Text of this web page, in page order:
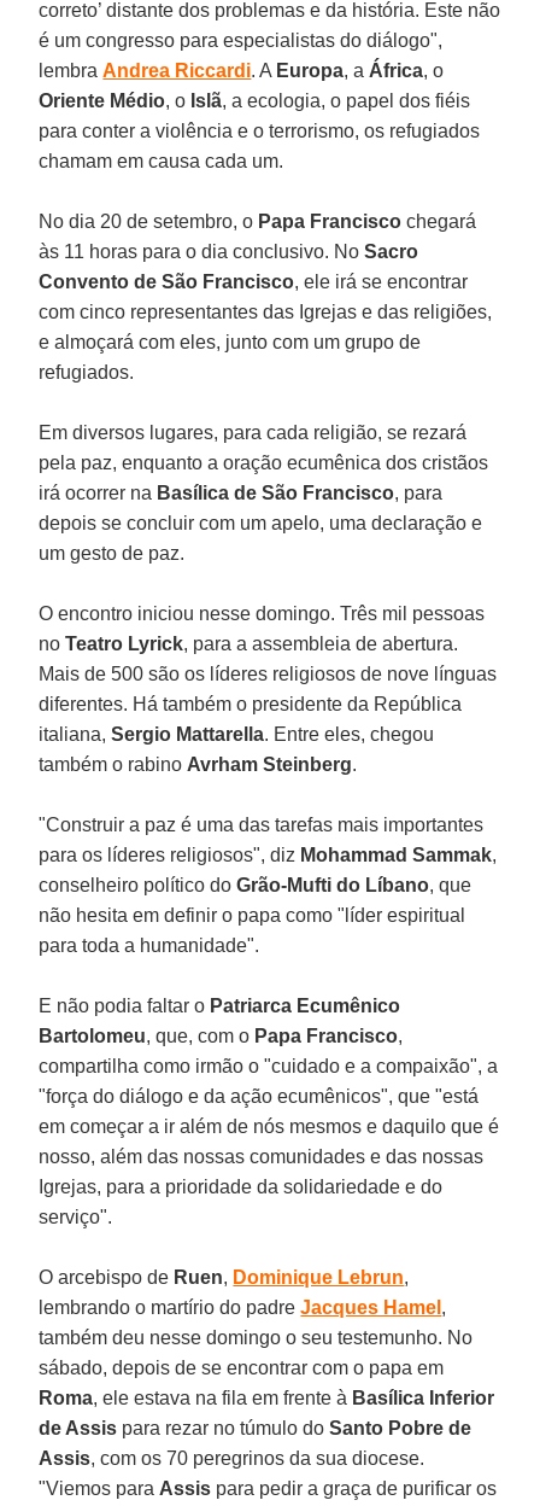
correto’ distante dos problemas e da história. Este não
é um congresso para especialistas do diálogo",
lembraAndrea Riccardi. A Europa, a África, o
Oriente Médio, o Islã, a ecologia, o papel dos fiéis
para conter a violência e o terrorismo, os refugiados
chamam em causa cada um.
No dia 20 de setembro, o Papa Francisco chegará
às 11 horas para o dia conclusivo. NoSacro
Convento de São Francisco, ele irá se encontrar
com cinco representantes das Igrejas e das religiões,
e almoçará com eles, junto com um grupo de
refugiados.
Em diversos lugares, para cada religião, se rezará
pela paz, enquanto a oração ecumênica dos cristãos
irá ocorrer na Basílica de São Francisco, para
depois se concluir com um apelo, uma declaração e
um gesto de paz.
O encontro iniciou nesse domingo. Três mil pessoas
noTeatro Lyrick, para a assembleia de abertura.
Mais de 500 são os líderes religiosos de nove línguas
diferentes. Há também o presidente da República
italiana,Sergio Mattarella. Entre eles, chegou
também o rabino Avrham Steinberg.
"Construir a paz é uma das tarefas mais importantes
para os líderes religiosos", diz Mohammad Sammak,
conselheiro político doGrão-Mufti do Líbano, que
não hesita em definir o papa como "líder espiritual
para toda a humanidade".
E não podia faltar o Patriarca Ecumênico
Bartolomeu, que, com o Papa Francisco,
compartilha como irmão o "cuidado e a compaixão", a
"força do diálogo e da ação ecumênicos", que "está
em começar a ir além de nós mesmos e daquilo que é
nosso, além das nossas comunidades e das nossas
Igrejas, para a prioridade da solidariedade e do
serviço".
O arcebispo de Ruen, Dominique Lebrun,
lembrando o martírio do padreJacques Hamel ,
também deu nesse domingo o seu testemunho. No
sábado, depois de se encontrar com o papa em
Roma, ele estava na fila em frente à Basílica Inferior
de Assis para rezar no túmulo doSanto Pobre de
Assis, com os 70 peregrinos da sua diocese.
"Viemos para Assis para pedir a graça de purificar os